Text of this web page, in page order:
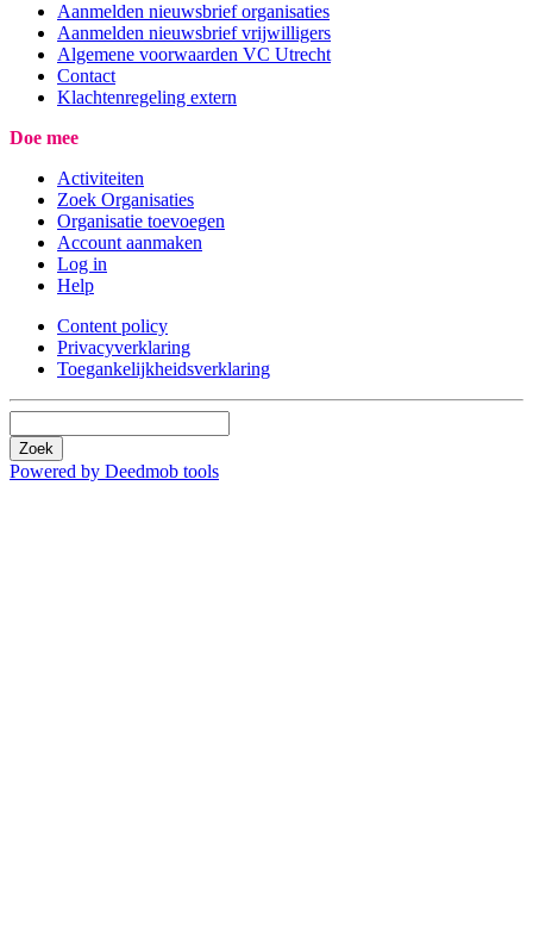
Aanmelden nieuwsbrief organisaties
Aanmelden nieuwsbrief vrijwilligers
Algemene voorwaarden VC Utrecht
Contact
Klachtenregeling extern
Doe mee
Activiteiten
Zoek Organisaties
Organisatie toevoegen
Account aanmaken
Log in
Help
Content policy
Privacyverklaring
Toegankelijkheidsverklaring
Zoek
Powered by Deedmob tools